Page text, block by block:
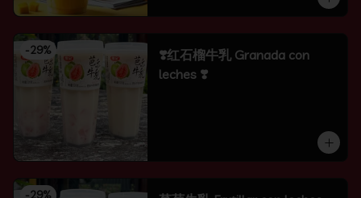
-29%
❣️红石榴牛乳 Granada con
leches ❣️
-29%